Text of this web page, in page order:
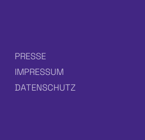
PRESSE
IMPRESSUM
DATENSCHUTZ